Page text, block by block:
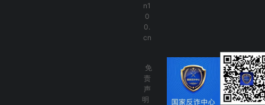
n1
0
0.
cn
免
责
声
明